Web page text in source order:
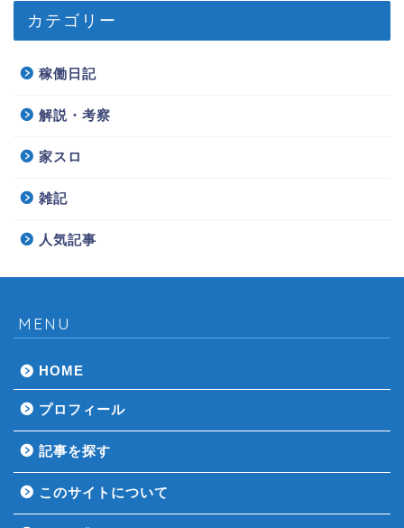
カテゴリー
稼働日記
解説・考察
家スロ
雑記
人気記事
MENU
HOME
プロフィール
記事を探す
このサイトについて